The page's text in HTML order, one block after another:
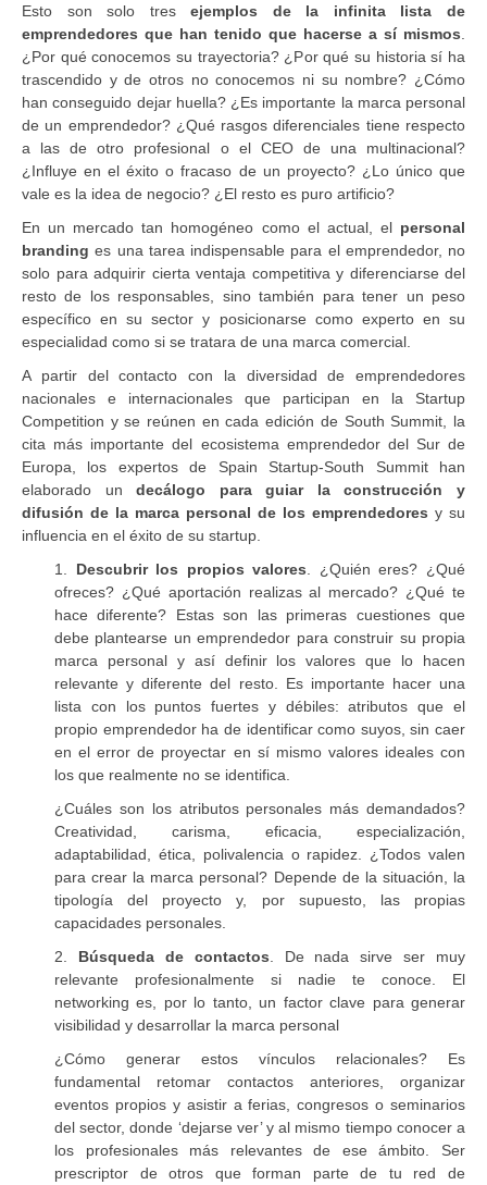
Esto son solo tresejemplos de la infinita lista de
emprendedores que han tenido que hacerse a sí mismos
¿Por qué conocemos su trayectoria? ¿Por qué su historia sí ha
trascendido y de otros no conocemos ni su nombre? ¿Cómo
han conseguido dejar huella? ¿Es importante la marca personal
de un emprendedor? ¿Qué rasgos diferenciales tiene respecto
a las de otro profesional o el CEO de una multinacional?
¿Influye en el éxito o fracaso de un proyecto? ¿Lo único que
vale es la idea de negocio? ¿El resto es puro artificio?
En un mercado tan homogéneo como el actual, elpersonal
branding es una tarea indispensable para el emprendedor, no
solo para adquirir cierta ventaja competitiva y diferenciarse del
resto de los responsables, sino también para tener un peso
específico en su sector y posicionarse como experto en su
especialidad como si se tratara de una marca comercial.
A partir del contacto con la diversidad de emprendedores
nacionales e internacionales que participan en la Startup
Competition y se reúnen en cada edición de South Summit, la
cita más importante del ecosistema emprendedor del Sur de
Europa, los expertos de Spain Startup-South Summit han
elaborado undecálogo para guiar la construcción y
difusión de la marca personal de los emprendedores y su
influencia en el éxito de su startup.
1. Descubrir los propios valores . ¿Quién eres? ¿Qué
ofreces? ¿Qué aportación realizas al mercado? ¿Qué te
hace diferente? Estas son las primeras cuestiones que
debe plantearse un emprendedor para construir su propia
marca personal y así definir los valores que lo hacen
relevante y diferente del resto. Es importante hacer una
lista con los puntos fuertes y débiles: atributos que el
propio emprendedor ha de identificar como suyos, sin caer
en el error de proyectar en sí mismo valores ideales con
los que realmente no se identifica.
¿Cuáles son los atributos personales más demandados?
Creatividad, carisma, eficacia, especialización,
adaptabilidad, ética, polivalencia o rapidez. ¿Todos valen
para crear la marca personal? Depende de la situación, la
tipología del proyecto y, por supuesto, las propias
capacidades personales.
2. Búsqueda de contactos . De nada sirve ser muy
relevante profesionalmente si nadie te conoce. El
networking es, por lo tanto, un factor clave para generar
visibilidad y desarrollar la marca personal
¿Cómo generar estos vínculos relacionales? Es
fundamental retomar contactos anteriores, organizar
eventos propios y asistir a ferias, congresos o seminarios
del sector, donde ‘dejarse ver’ y al mismo tiempo conocer a
los profesionales más relevantes de ese ámbito. Ser
prescriptor de otros que forman parte de tu red de